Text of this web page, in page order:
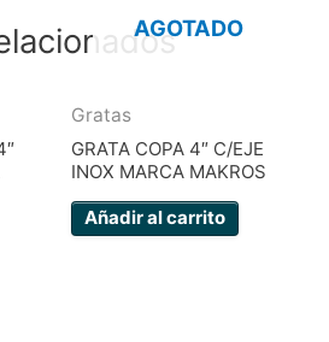
AGOTADO
Gratas
GRATA COPA 4″ C/EJE
INOX MARCA MAKROS
Añadir al carrito